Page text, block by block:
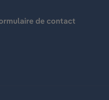
de contact